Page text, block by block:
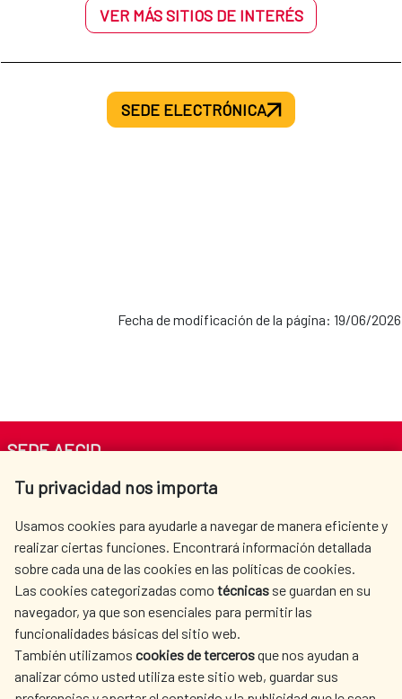
VER MÁS SITIOS DE INTERÉS
SEDE ELECTRÓNICA
Fecha de modificación de la página: 19/06/2026
Tu privacidad nos importa
Usamos cookies para ayudarle a navegar de manera eficiente y
realizar ciertas funciones. Encontrará información detallada
sobre cada una de las cookies en las políticas de cookies.
Las cookies categorizadas como técnicas se guardan en su
navegador, ya que son esenciales para permitir las
funcionalidades básicas del sitio web.
También utilizamos cookies de tercerosque nos ayudan a
analizar cómo usted utiliza este sitio web, guardar sus
SEDE AECID
Av. Reyes Católicos 4 - 28040 Madrid
centro.informacion@aecid.es
LA AECID
DÓNDE COOPERAMOS
ACCIÓN HUMANITARIA
SALA DE PRENSA
CULTURA Y CIENCIA
BIBLIOTECA